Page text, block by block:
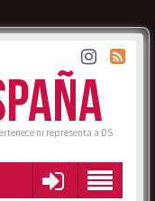
ni representa a DS